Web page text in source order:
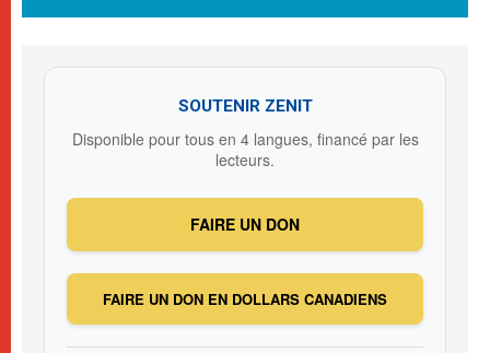
SOUTENIR ZENIT
Disponible pour tous en 4 langues, financé par les
lecteurs.
FAIRE UN DON
FAIRE UN DON EN DOLLARS CANADIENS